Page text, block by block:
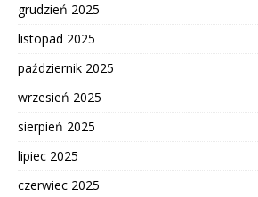
grudzień 2025
listopad 2025
październik 2025
wrzesień 2025
sierpień 2025
lipiec 2025
czerwiec 2025